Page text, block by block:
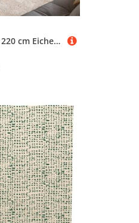
Lowboard Wyatt 220 cm Eiche Natur 4 Schübe V-Fuß Metall Schwarz